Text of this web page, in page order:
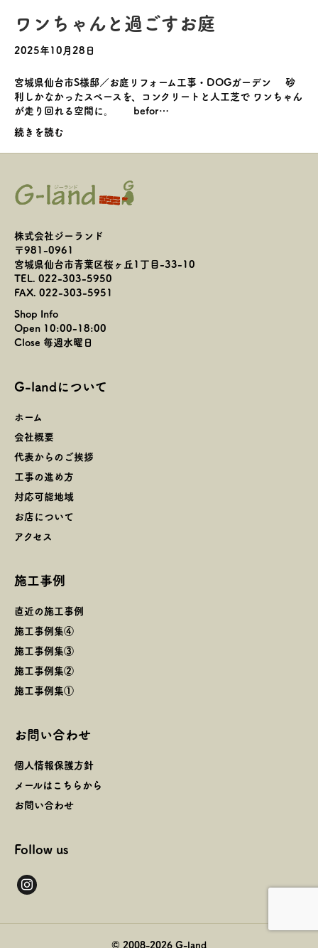
ワンちゃんと過ごすお庭
2025年10月28日
宮城県仙台市S様邸／お庭リフォーム工事・DOGガーデン 砂
利しかなかったスペースを、コンクリートと人工芝で ワンちゃん
が走り回れる空間に。 befor…
続きを読む
株式会社ジーランド
〒981-0961
宮城県仙台市青葉区桜ヶ丘1丁目-33-10
TEL. 022-303-5950
FAX. 022-303-5951
Shop Info
Open 10:00-18:00
Close 毎週水曜日
G-landについて
ホーム
会社概要
代表からのご挨拶
工事の進め方
対応可能地域
お店について
アクセス
施工事例
直近の施工事例
施工事例集④
施工事例集③
施工事例集②
施工事例集①
お問い合わせ
個人情報保護方針
メールはこちらから
お問い合わせ
Follow us
instagram
© 2008-2026 G-land